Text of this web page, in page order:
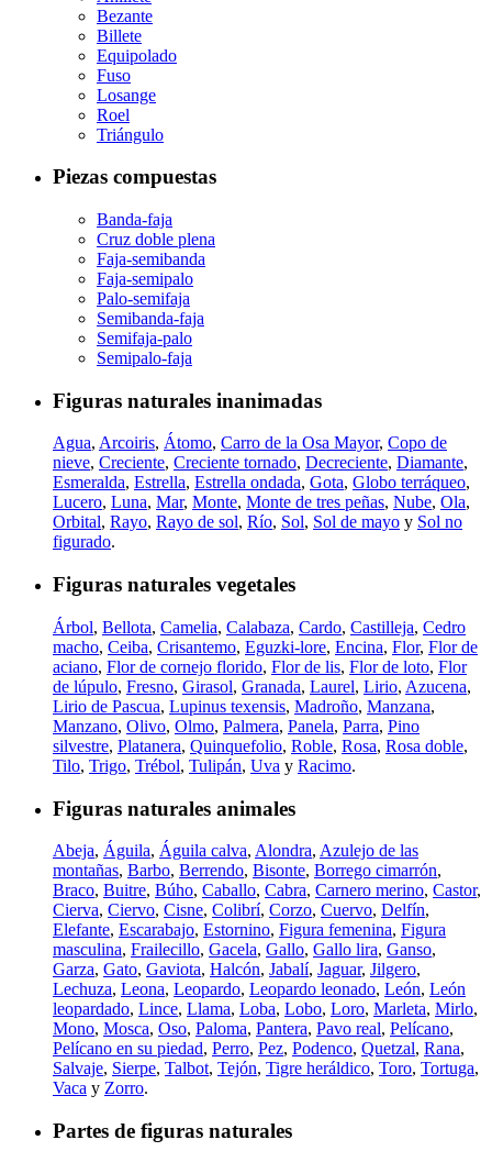
Bezante
Billete
Equipolado
Fuso
Losange
Roel
Triángulo
Piezas compuestas
Banda-faja
Cruz doble plena
Faja-semibanda
Faja-semipalo
Palo-semifaja
Semibanda-faja
Semifaja-palo
Semipalo-faja
Figuras naturales inanimadas
Agua, Arcoiris, Átomo, Carro de la Osa Mayor, Copo de
nieve, Creciente, Creciente tornado, Decreciente, Diamante,
Esmeralda, Estrella, Estrella ondada, Gota, Globo terráqueo,
Lucero, Luna, Mar, Monte, Monte de tres peñas, Nube, Ola,
Orbital, Rayo, Rayo de sol, Río, Sol, Sol de mayo y Sol no
figurado.
Figuras naturales vegetales
Árbol, Bellota, Camelia, Calabaza, Cardo, Castilleja, Cedro
macho, Ceiba, Crisantemo, Eguzki-lore, Encina, Flor, Flor de
aciano, Flor de cornejo florido, Flor de lis, Flor de loto, Flor
de lúpulo, Fresno, Girasol, Granada, Laurel, Lirio, Azucena,
Lirio de Pascua, Lupinus texensis, Madroño, Manzana,
Manzano, Olivo, Olmo, Palmera, Panela, Parra, Pino
silvestre, Platanera, Quinquefolio, Roble, Rosa, Rosa doble,
Tilo, Trigo, Trébol, Tulipán, Uva y Racimo.
Figuras naturales animales
Abeja, Águila, Águila calva, Alondra, Azulejo de las
montañas, Barbo, Berrendo, Bisonte, Borrego cimarrón,
Braco, Buitre, Búho, Caballo, Cabra, Carnero merino, Castor,
Cierva, Ciervo, Cisne, Colibrí, Corzo, Cuervo, Delfín,
Elefante, Escarabajo, Estornino, Figura femenina, Figura
masculina, Frailecillo, Gacela, Gallo, Gallo lira, Ganso,
Garza, Gato, Gaviota, Halcón, Jabalí, Jaguar, Jilgero,
Lechuza, Leona, Leopardo, Leopardo leonado, León, León
leopardado, Lince, Llama, Loba, Lobo, Loro, Marleta, Mirlo,
Mono, Mosca, Oso, Paloma, Pantera, Pavo real, Pelícano,
Pelícano en su piedad, Perro, Pez, Podenco, Quetzal, Rana,
Salvaje, Sierpe, Talbot, Tejón, Tigre heráldico, Toro, Tortuga,
Vaca y Zorro.
Partes de figuras naturales